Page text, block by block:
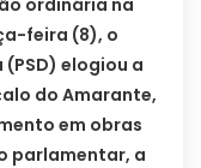
feira (8), o
elogiou a
do Amarante,
em obras
parlamentar, a